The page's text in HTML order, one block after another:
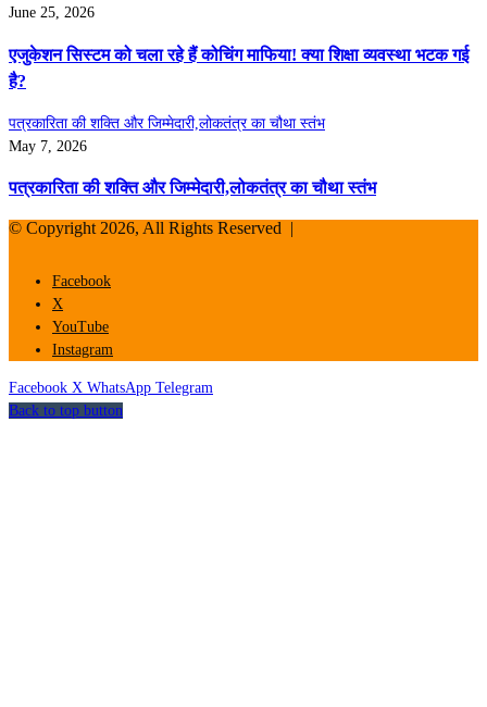
June 25, 2026
एजुकेशन सिस्टम को चला रहे हैं कोचिंग माफिया! क्या शिक्षा व्यवस्था भटक गई
है?
पत्रकारिता की शक्ति और जिम्मेदारी,लोकतंत्र का चौथा स्तंभ
May 7, 2026
पत्रकारिता की शक्ति और जिम्मेदारी,लोकतंत्र का चौथा स्तंभ
© Copyright 2026, All Rights Reserved |
Facebook
X
YouTube
Instagram
Facebook X WhatsApp Telegram
Back to top button